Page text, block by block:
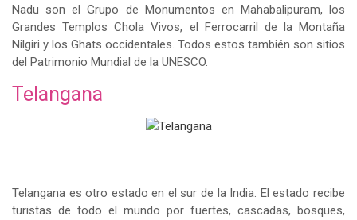
Nadu son el Grupo de Monumentos en Mahabalipuram, los
Grandes Templos Chola Vivos, el Ferrocarril de la Montaña
Nilgiri y los Ghats occidentales. Todos estos también son sitios
del Patrimonio Mundial de la UNESCO.
Telangana
Telangana es otro estado en el sur de la India. El estado recibe
turistas de todo el mundo por fuertes, cascadas, bosques,